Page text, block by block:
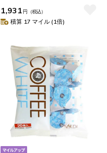
1,931 円 （税込）
積算 17 マイル (1倍)